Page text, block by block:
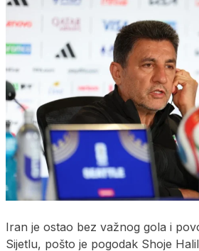
Iran je ostao bez važnog gola i
Sijetlu, pošto je pogodak Shoje